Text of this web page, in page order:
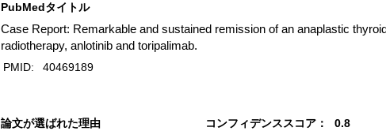
PubMedタイトル
Case Report: Remarkable and sustained remission of an anaplastic
radiotherapy, anlotinib and toripalimab.
PMID: 40469189
​論文が選ばれた理由 コンフィデンススコア： 0.8